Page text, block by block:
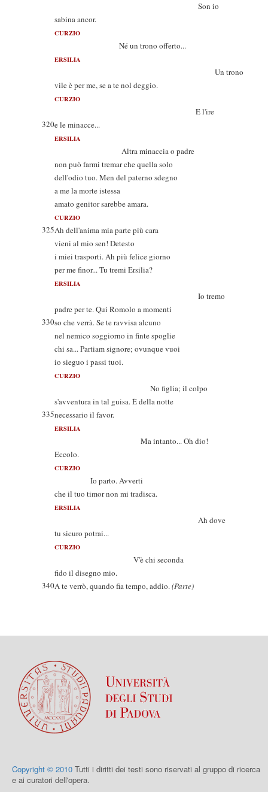
Son io
sabina ancor.
CURZIO
Né un trono offerto...
ERSILIA
Un trono
vile è per me, se a te nol deggio.
CURZIO
E l'ire
320e le minacce...
ERSILIA
Altra minaccia o padre
non può farmi tremar che quella solo
dell'odio tuo. Men del paterno sdegno
a me la morte istessa
amato genitor sarebbe amara.
CURZIO
325Ah dell'anima mia parte più cara
vieni al mio sen! Detesto
i miei trasporti. Ah più felice giorno
per me finor... Tu tremi Ersilia?
ERSILIA
Io tremo
padre per te. Qui Romolo a momenti
330so che verrà. Se te ravvisa alcuno
nel nemico soggiorno in finte spoglie
chi sa... Partiam signore; ovunque vuoi
io sieguo i passi tuoi.
CURZIO
No figlia; il colpo
s'avventura in tal guisa. È della notte
335necessario il favor.
ERSILIA
Ma intanto... Oh dio!
Eccolo.
CURZIO
Io parto. Avverti
che il tuo timor non mi tradisca.
ERSILIA
Ah dove
tu sicuro potrai...
CURZIO
V'è chi seconda
fido il disegno mio.
340A te verrò, quando fia tempo, addio.(Parte)
Copyright © 2010 Tutti i diritti dei testi sono riservati al gruppo di ricerca
e ai curatori dell'opera.